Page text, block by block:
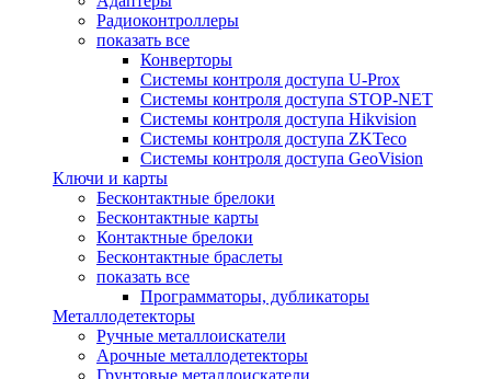
Радиоконтроллеры
показать все
Конверторы
Системы контроля доступа U-Prox
Системы контроля доступа STOP-NET
Системы контроля доступа Hikvision
Системы контроля доступа ZKTeco
Системы контроля доступа GeoVision
Ключи и карты
Бесконтактные брелоки
Бесконтактные карты
Контактные брелоки
Бесконтактные браслеты
показать все
Программаторы, дубликаторы
Металлодетекторы
Ручные металлоискатели
Арочные металлодетекторы
Грунтовые металлоискатели